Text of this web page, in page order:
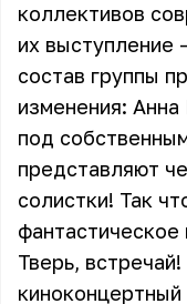
коллективов
их выступление
состав группы
изменения:
под
представляют
солистки! Так
Тверь,